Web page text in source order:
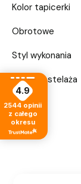
Kolor tapicerki
Obrotowe
Styl wykonania
Materiał stelaża
4.9
2544 opinii
z całego
okresu